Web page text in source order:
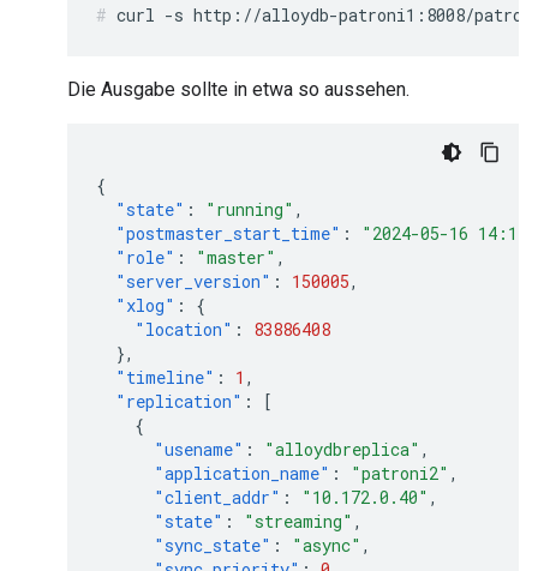
Die Ausgabe sollte in etwa so aussehen.
{
"state" : "running" ,
"postmaster_start_time" :
"2024-05-16
"role" : "master" ,
"server_version" : 150005,
"xlog" :
{
"location" :
83886408
},
"timeline" : 1 ,
"replication" :
[
{
"usename" : "alloydbreplica" ,
"application_name" : "patroni2" ,
"client_addr" : "10.172.0.40" ,
"state" : "streaming" ,
"sync_state" : "async" ,